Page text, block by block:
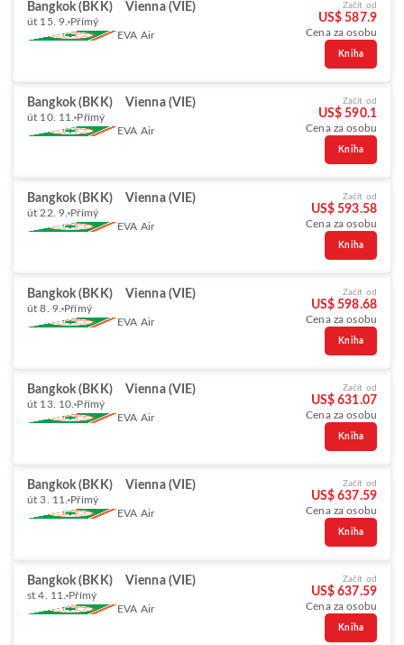
Bangkok (BKK) Vienna (VIE)
út 15. 9. Přímý
EVA Air
Začít od
US$ 587.9
Cena za osobu
Kniha
Bangkok (BKK) Vienna (VIE)
út 10. 11. Přímý
EVA Air
Začít od
US$ 590.1
Cena za osobu
Kniha
Bangkok (BKK) Vienna (VIE)
út 22. 9. Přímý
EVA Air
Začít od
US$ 593.58
Cena za osobu
Kniha
Bangkok (BKK) Vienna (VIE)
út 8. 9. Přímý
EVA Air
Začít od
US$ 598.68
Cena za osobu
Kniha
Bangkok (BKK) Vienna (VIE)
út 13. 10. Přímý
EVA Air
Začít od
US$ 631.07
Cena za osobu
Kniha
Bangkok (BKK) Vienna (VIE)
út 3. 11. Přímý
EVA Air
Začít od
US$ 637.59
Cena za osobu
Kniha
Bangkok (BKK) Vienna (VIE)
st 4. 11. Přímý
EVA Air
Začít od
US$ 637.59
Cena za osobu
Kniha